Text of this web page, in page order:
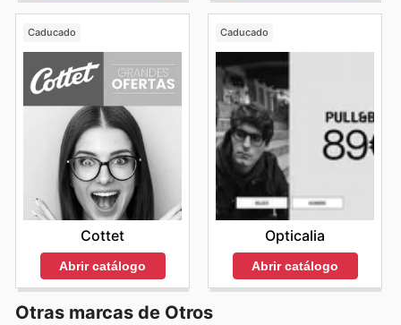
Caducado
Cottet
Abrir catálogo
Caducado
Opticalia
Abrir catálogo
Otras marcas de Otros